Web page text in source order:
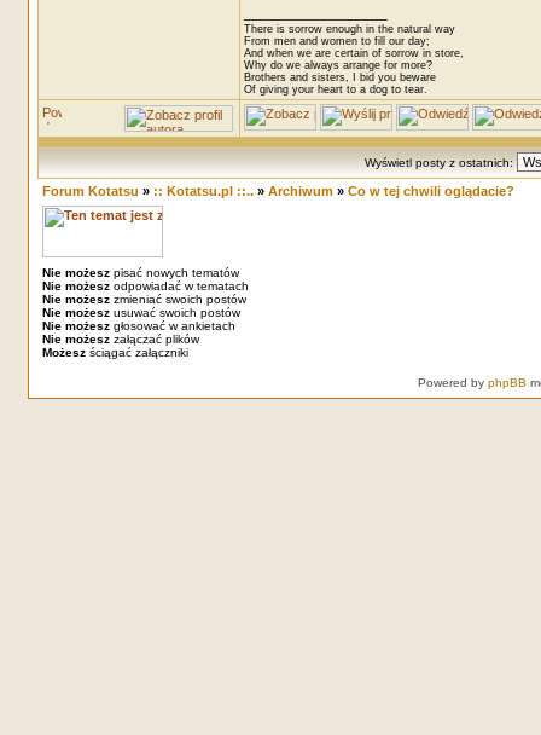
There is sorrow enough in the natural way
From men and women to fill our day;
And when we are certain of sorrow in store,
Why do we always arrange for more?
Brothers and sisters, I bid you beware
Of giving your heart to a dog to tear.
Wyświetl posty z ostatnich:
Forum Kotatsu » :: Kotatsu.pl ::..» Archiwum» Co w tej chwili oglądacie?
Nie możeszpisać nowych tematów
Nie możeszodpowiadać w tematach
Nie możeszzmieniać swoich postów
Nie możeszusuwać swoich postów
Nie możeszgłosować w ankietach
Nie możeszzałączać plików
Możeszściągać załączniki
Powered by phpBB